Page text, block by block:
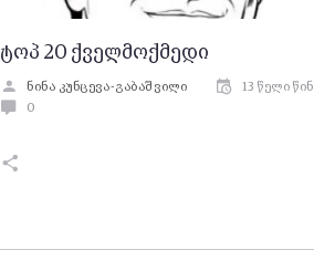
ტოპ 20 ქველმოქმედი
ნინა კუნცევა-გაბაშვილი
13 წელი წინ
0